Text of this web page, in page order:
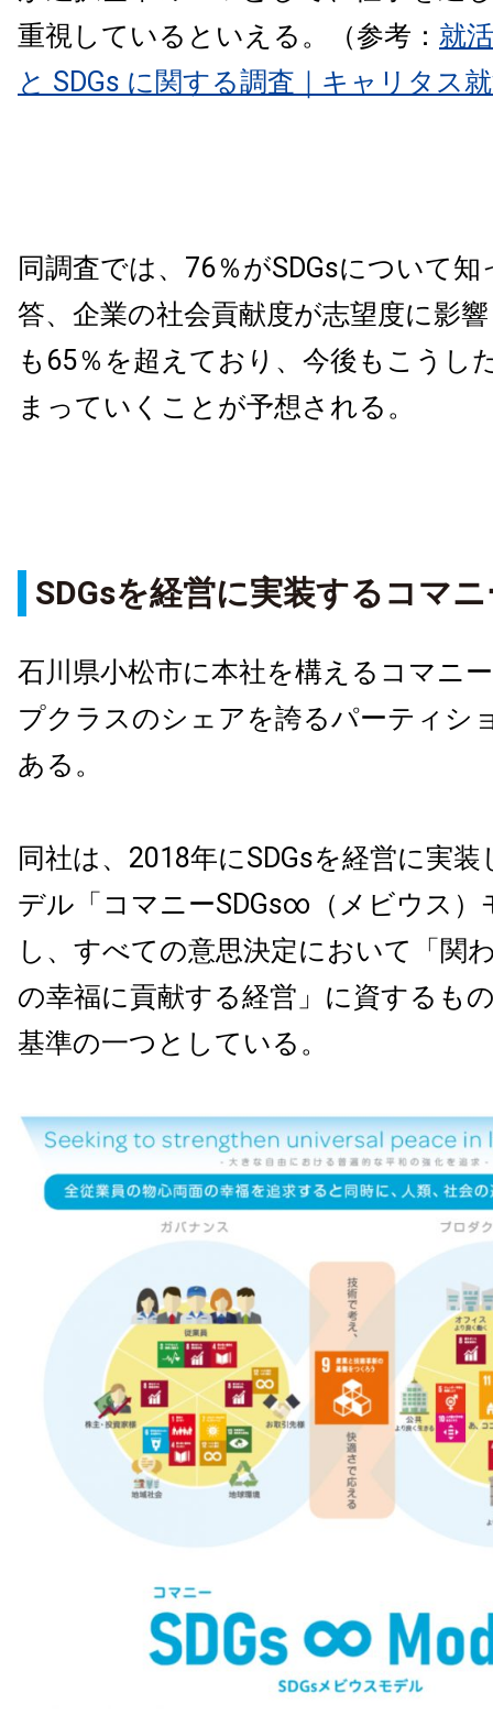
重視しているといえる。（参考： 就
と SDGs に関する調査｜キャリタス
同調査では、76％がSDGsについて
答、企業の社会貢献度が志望度に影
も65％を超えており、今後もこうし
まっていくことが予想される。
SDGsを経営に実装するコマ
石川県小松市に本社を構えるコマニ
プクラスのシェアを誇るパーティシ
ある。
同社は、2018年にSDGsを経営に実
デル「コマニーSDGs∞（メビウス）
し、すべての意思決定において「関
の幸福に貢献する経営」に資するも
基準の一つとしている。